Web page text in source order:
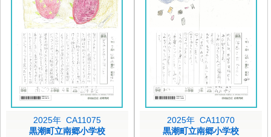
2025年 CA11075
黒潮町立南郷小学校
2025年 CA11070
黒潮町立南郷小学校